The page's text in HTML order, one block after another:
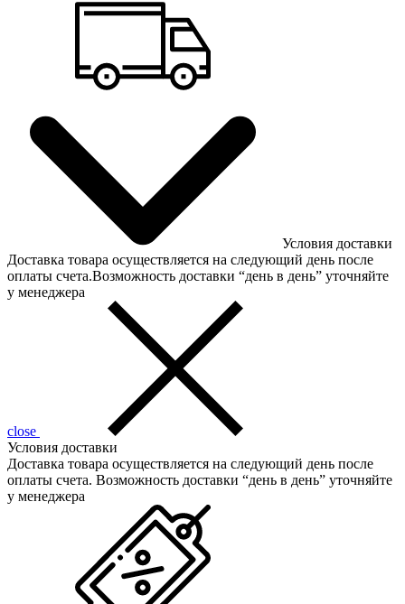
Условия доставки
Доставка товара осуществляется на следующий день после
оплаты счета.Возможность доставки “день в день” уточняйте
у менеджера
close
Условия доставки
Доставка товара осуществляется на следующий день после
оплаты счета. Возможность доставки “день в день” уточняйте
у менеджера